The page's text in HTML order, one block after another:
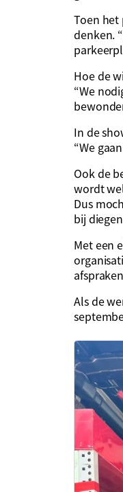
Toen het
denken.
Hoe de
“We
In de
“We
Ook de
wordt
Dus
bij
Met een
Als de